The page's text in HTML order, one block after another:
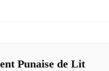
Punaise de Lit